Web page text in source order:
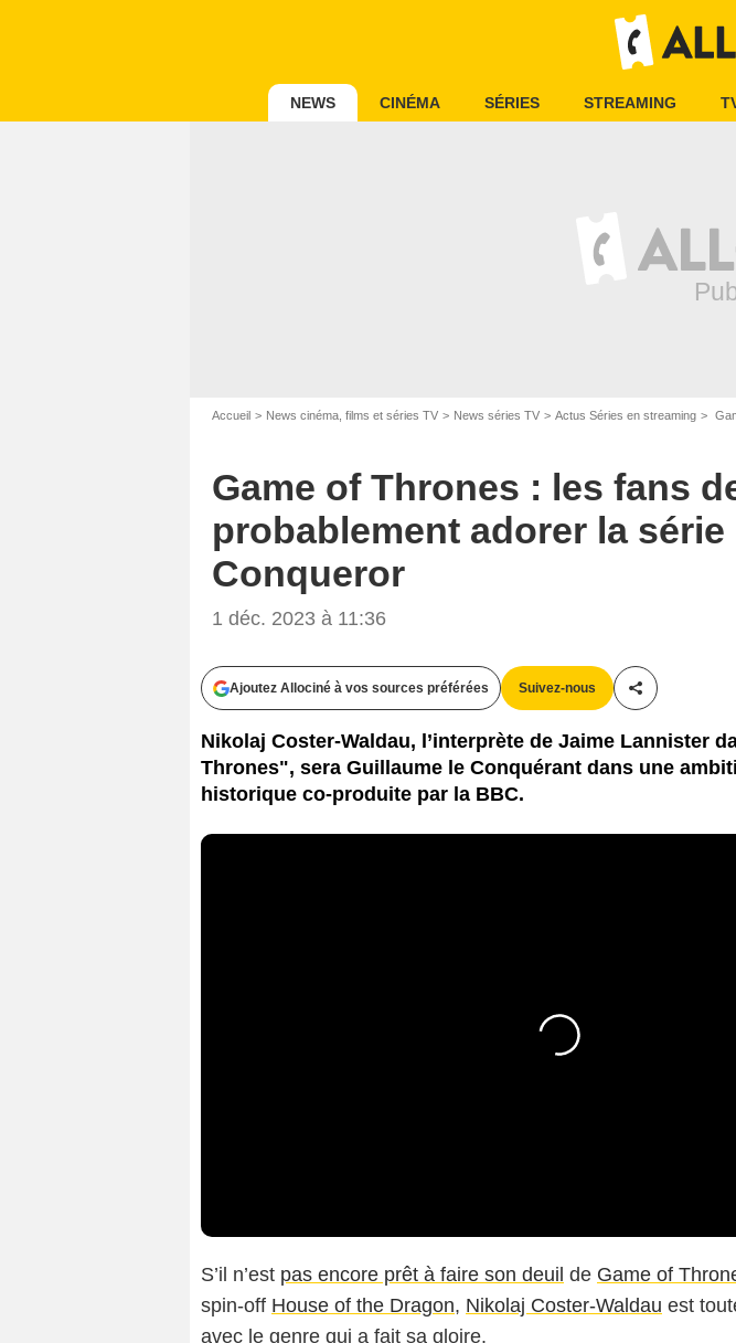
NEWS CINÉMA SÉRIES STREAMING
Accueil News cinéma, films et séries TV News séries TV Actus Séries en streaming
Game of Thrones : les fans
probablement adorer la
Conqueror
1 déc. 2023 à 11:36
Ajoutez Allociné à vos sources préférées Suivez-nous
Partager cet
Nikolaj Coster-Waldau, l’interprète de Jaime Lannister
Thrones", sera Guillaume le Conquérant dans une
historique co-produite par la BBC.
S’il n’est pas encore prêt à faire son deuil de Game of
spin-off House of the Dragon, Nikolaj Coster-Waldau est
avec le genre qui a fait sa gloire.